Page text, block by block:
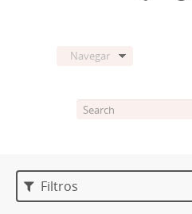
Navegar
Filtros